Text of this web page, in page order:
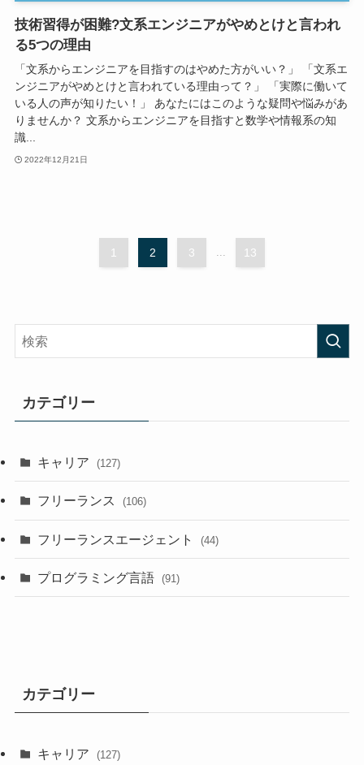
技術習得が困難?文系エンジニアがやめとけと言われ
る5つの理由
「文系からエンジニアを目指すのはやめた方がいい？」 「文系エ
ンジニアがやめとけと言われている理由って？」 「実際に働いて
いる人の声が知りたい！」 あなたにはこのような疑問や悩みがあ
りませんか？ 文系からエンジニアを目指すと数学や情報系の知
識...
2022年12月21日
1 2 3 13
カテゴリー
キャリア (127)
フリーランス (106)
フリーランスエージェント (44)
プログラミング言語 (91)
カテゴリー
キャリア (127)